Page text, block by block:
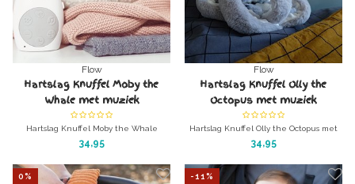
Flow
Hartslag Knuffel Moby the
Whale met muziek
Hartslag Knuffel Moby the Whale
Heerlijk knuffeldier met hartslag-
34,95
Flow
Hartslag Knuffel Olly the
Octopus met muziek
Hartslag Knuffel Olly the Octopus met
muziek
geluiden.
34,95
0% -11%